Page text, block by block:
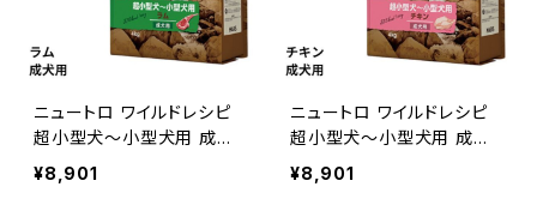
ニュートロ ワイルドレシピ
超小型犬〜小型犬用 成犬
用 ラム 4kg 456235878
8611
¥8,901
ニュートロ ワイルドレシピ
超小型犬〜小型犬用 成犬
用 チキン 4kg 45623587
88536
¥8,901